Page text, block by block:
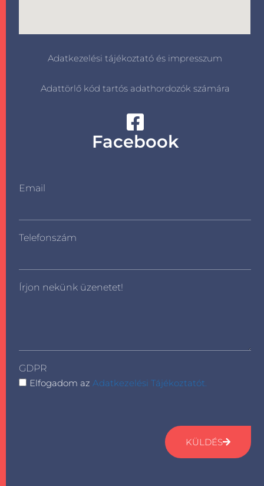
Adatkezelési tájékoztató és impresszum
Adattörlő kód tartós adathordozók számára
Facebook
Email
Telefonszám
Írjon nekünk üzenetet!
GDPR
Elfogadom azAdatkezelési Tájékoztatót.
KÜLDÉS